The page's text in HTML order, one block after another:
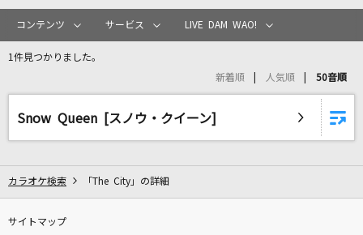
カラオケリクエスト
リアルタイムで歌われている曲の一覧
Aimer(エメ)
Editorial
コンテンツ サービス LIVE DAM WAO!
1件見つかりました。
新着順 人気順 50音順
Snow Queen [スノウ・クイーン]
カラオケ検索 「The City」の詳細
サイトマップ